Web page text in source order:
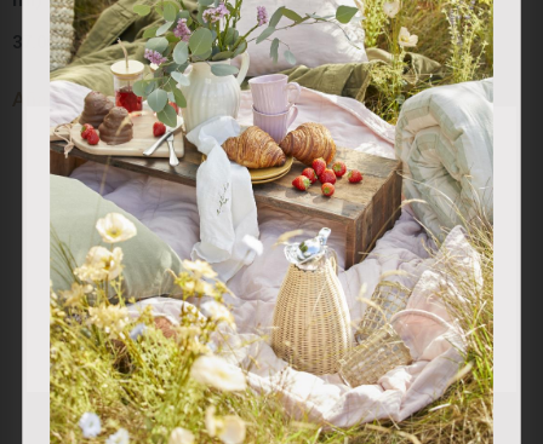
37.00€
Añadir al carrito
Añadir al carrito
Utilizamos cookies propias y de terceros para analizar
nuestros servicios y mostrarle publicidad relacionada con
sus preferencias en base a un perfil elaborado a partir de
sus hábitos de navegación (por ejemplo, páginas
visitadas). Puede obtener más información y configurar
sus preferencias.
Aceptar Rechazar Personalizar